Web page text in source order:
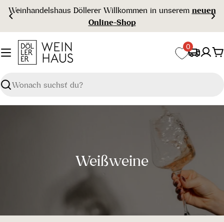
Zum
Inhalt
springen
Weinhandelshaus Döllerer Willkommen in unserem neuen
Online-Shop
Suchen
0
S
a
m
Weißweine